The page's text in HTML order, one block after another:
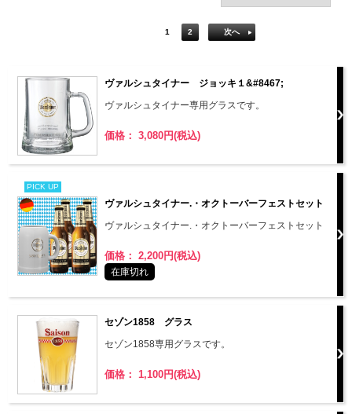
1 2 次へ
ヴァルシュタイナー ジョッキ１&#8467;
ヴァルシュタイナー専用グラスです。
価格： 3,080円(税込)
PICK UP
ヴァルシュタイナー.・オクトーバーフェストセット
ヴァルシュタイナー.・オクトーバーフェストセット
価格： 2,200円(税込)
在庫切れ
セゾン1858 グラス
セゾン1858専用グラスです。
価格： 1,100円(税込)